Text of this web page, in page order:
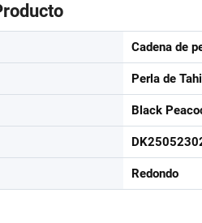
Cadena de
Perla de
Black
Redondo